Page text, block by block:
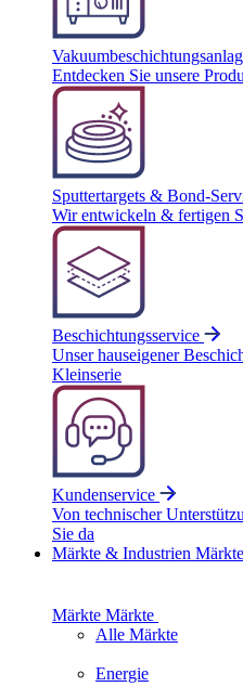
Entdecken Sie unsere
Sputtertargets & Bond-
Wir entwickeln & fertigen
Beschichtungsservice
Unser hauseigener
Kleinserie
Kundenservice
Von technischer
Sie da
Märkte & Industrien
Märkte Märkte
Alle Märkte
Energie